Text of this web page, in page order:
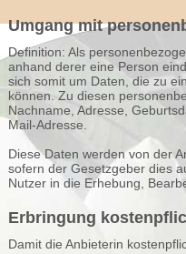
Umgang mit
Definition: Als
anhand derer eine Person
sich somit um Daten, die zu
können. Zu diesen
Nachname, Adresse,
Mail-Adresse.
Diese Daten werden von der
sofern der Gesetzgeber dies
Nutzer in die Erhebung,
Erbringung
Damit die Anbieterin